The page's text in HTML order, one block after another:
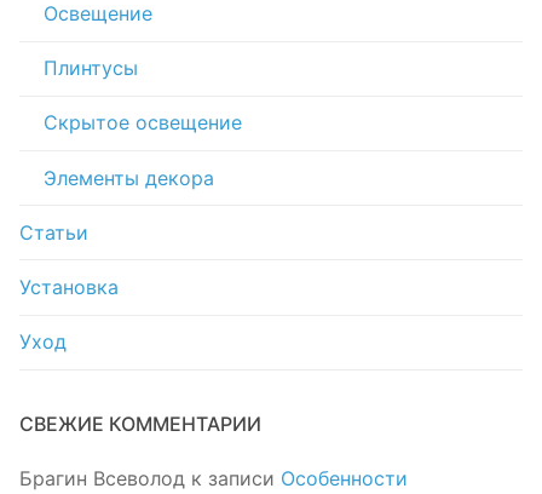
Освещение
Плинтусы
Скрытое освещение
Элементы декора
Статьи
Установка
Уход
СВЕЖИЕ КОММЕНТАРИИ
Брагин Всеволод к записи Особенности